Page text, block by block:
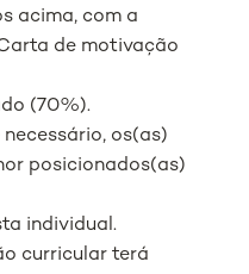
acima, com a
de motivação
(70%).
os(as)
posicionados(as)
individual.
curricular terá